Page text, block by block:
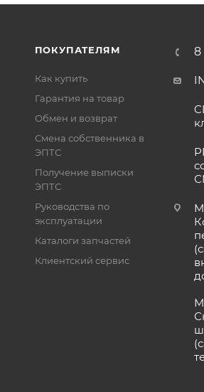
ПОКУПАТЕЛЯМ
Как купить
Гарантия на товар
Обмен и возврат
Смена собственника в
ЭПТС
Получение выписки
ЭПТС
Руководства по
эксплуатации
Каталоги запчастей
Клиентский сервис
8